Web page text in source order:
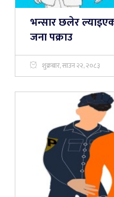
भन्सार छलेर
जना पक्राउ
शुक्रबार, साउन २२, २०८३